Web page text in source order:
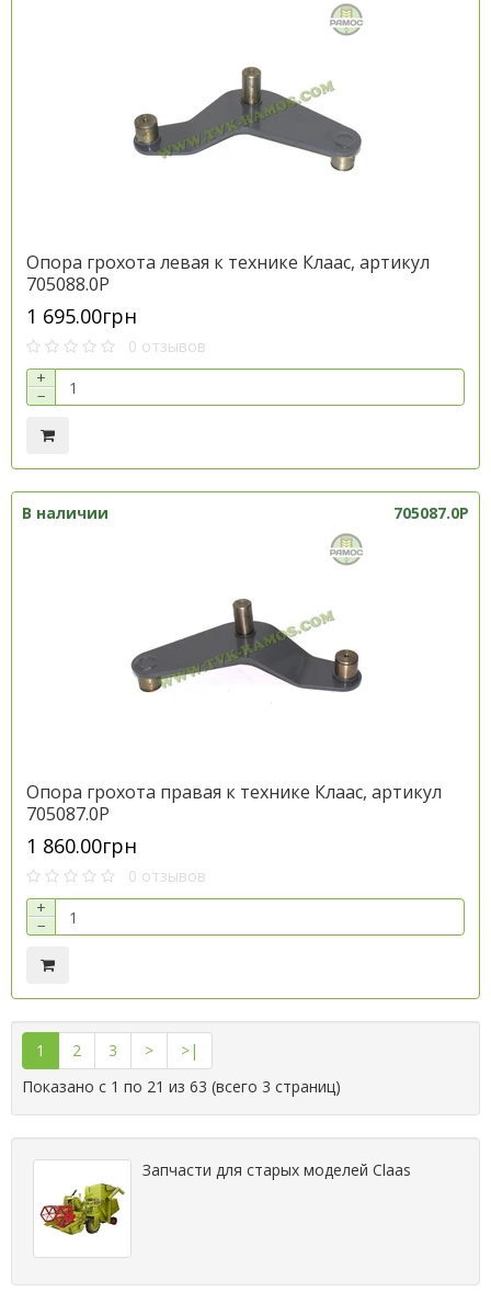
Опора грохота левая к технике Клаас, артикул
705088.0P
1 695.00грн
0 отзывов
+
−
В наличии 705087.0P
Опора грохота правая к технике Клаас, артикул
705087.0P
1 860.00грн
0 отзывов
+
−
1 2 3 >
>|
Показано с 1 по 21 из 63 (всего 3 страниц)
Запчасти для старых моделей Claas